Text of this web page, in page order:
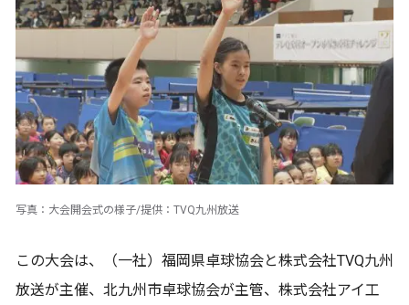
写真：大会開会式の様子/提供：TVQ九州放送
この大会は、（一社）福岡県卓球協会と株式会社TVQ九州
放送が主催、北九州市卓球協会が主管、株式会社アイ工